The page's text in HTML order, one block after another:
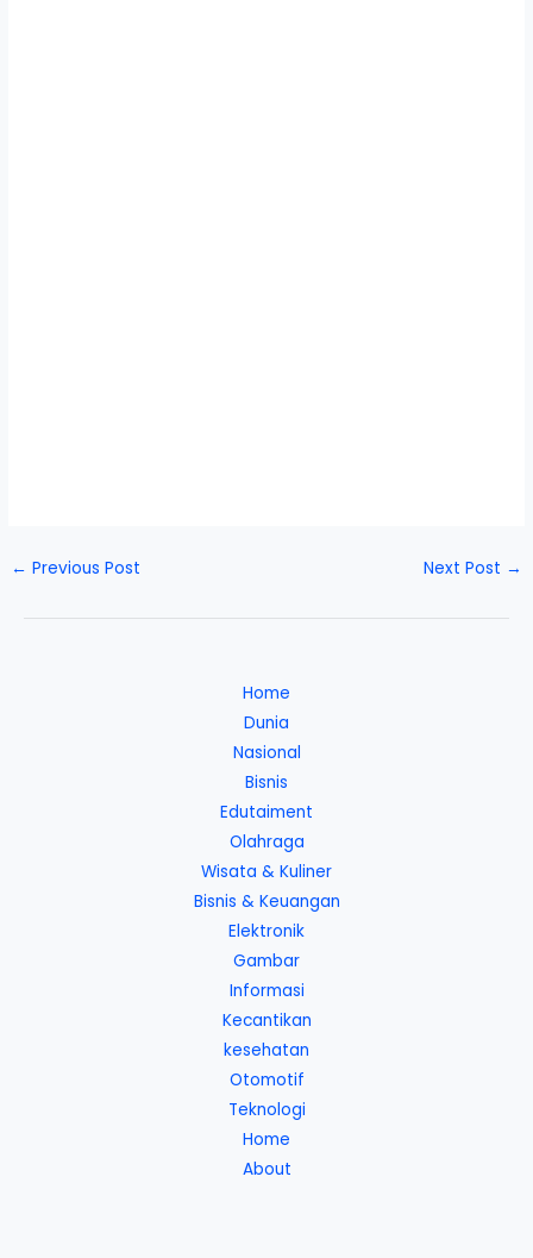
← Previous Post Next Post →
Home
Dunia
Nasional
Bisnis
Edutaiment
Olahraga
Wisata & Kuliner
Bisnis & Keuangan
Elektronik
Gambar
Informasi
Kecantikan
kesehatan
Otomotif
Teknologi
Home
About